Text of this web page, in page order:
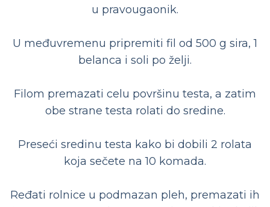
u pravougaonik.
U međuvremenu pripremiti fil od 500 g sira, 1
belanca i soli po želji.
Filom premazati celu površinu testa, a zatim
obe strane testa rolati do sredine.
Preseći sredinu testa kako bi dobili 2 rolata
koja sečete na 10 komada.
Ređati rolnice u podmazan pleh, premazati ih